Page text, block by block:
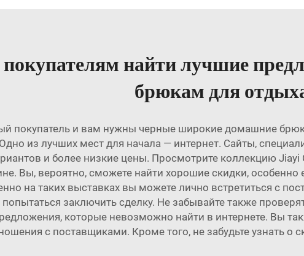
найти лучшие
брюкам для
покупатель и вам нужны черные широкие домашние
из лучших мест для начала — интернет. Сайты,
и более низкие цены. Просмотрите коллекцию
Вы, вероятно, сможете найти хорошие скидки,
на таких выставках вы можете лично встретиться с
попытаться заключить сделку. Не забывайте также
которые невозможно найти в интернете. Вы
с поставщиками. Кроме того, не забудьте узнать о